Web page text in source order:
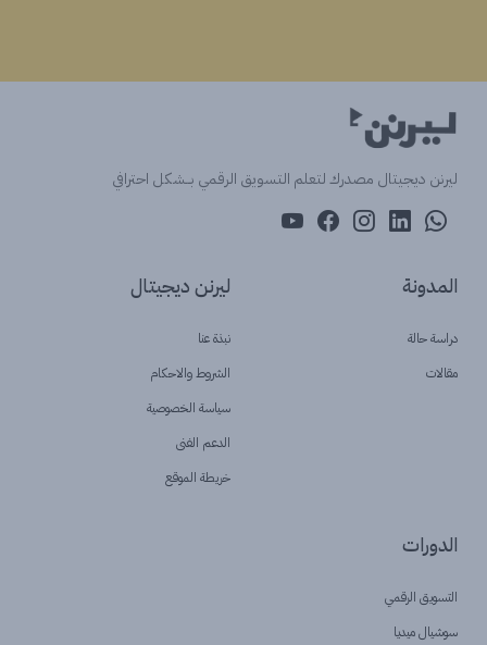
ليرنن ديجيتال مصدرك لتعلم التسويق الرقمي بــشكل احترافي
المدونة
دراسة حالة
مقالات
ليرنن ديجيتال
نبذة عنا
الشروط والاحكام
سياسة الخصوصية
الدعم الفنى
خريطة الموقع
الدورات
التسويق الرقمي
سوشيال ميديا